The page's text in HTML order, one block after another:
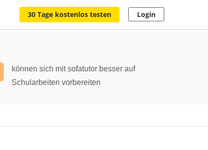
30 Tage kostenlos testen Login
können sich mit sofatutor besser auf
Schularbeiten vorbereiten